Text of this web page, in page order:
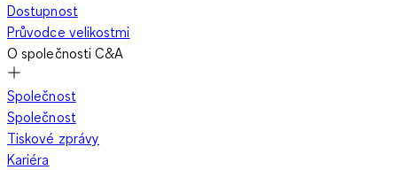
Dostupnost
Průvodce velikostmi
O společnosti C&A
Společnost
Společnost
Tiskové zprávy
Kariéra